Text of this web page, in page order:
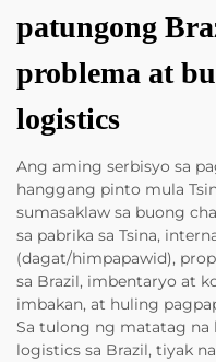
patungong
problema at
logistics
Ang aming serbisyo sa
hanggang pinto mula
sumasaklaw sa buong
sa pabrika sa Tsina,
(dagat/himpapawid),
sa Brazil, imbentaryo at
imbakan, at huling
Sa tulong ng matatag na
logistics sa Brazil, tiyak